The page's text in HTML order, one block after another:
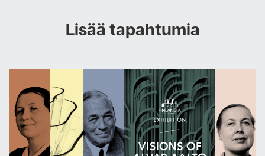
Lisää tapahtumia